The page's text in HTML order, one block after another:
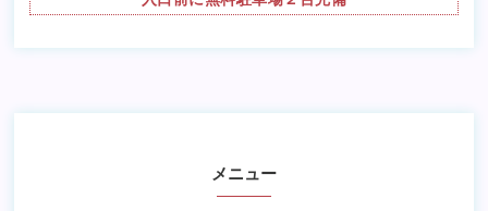
メニュー